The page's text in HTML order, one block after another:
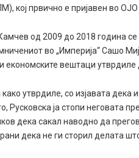
кој првично е пријавен во ОЈО
од 2009 до 2018 година
во „Империја“ Сашо
економските вештаци утврдиле
утврдиле, со изјавата дека
Русковска ја стопи неговата
дека сакал наводно да
дека не ги сторил делата